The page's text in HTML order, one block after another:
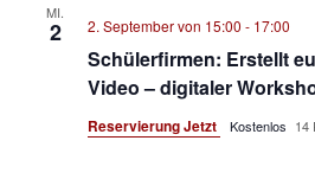
MI.
2
Schülerfirmen: Erstellt
Video – digitaler
2. September von 15:00 - 17:00
Reservierung Jetzt Kostenlos 14